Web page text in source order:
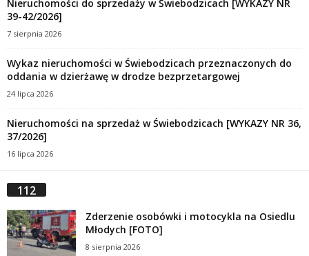
Nieruchomości do sprzedaży w Świebodzicach [WYKAZY NR
39-42/2026]
7 sierpnia 2026
Wykaz nieruchomości w Świebodzicach przeznaczonych do
oddania w dzierżawę w drodze bezprzetargowej
24 lipca 2026
Nieruchomości na sprzedaż w Świebodzicach [WYKAZY NR 36,
37/2026]
16 lipca 2026
112
Zderzenie osobówki i motocykla na Osiedlu
Młodych [FOTO]
8 sierpnia 2026